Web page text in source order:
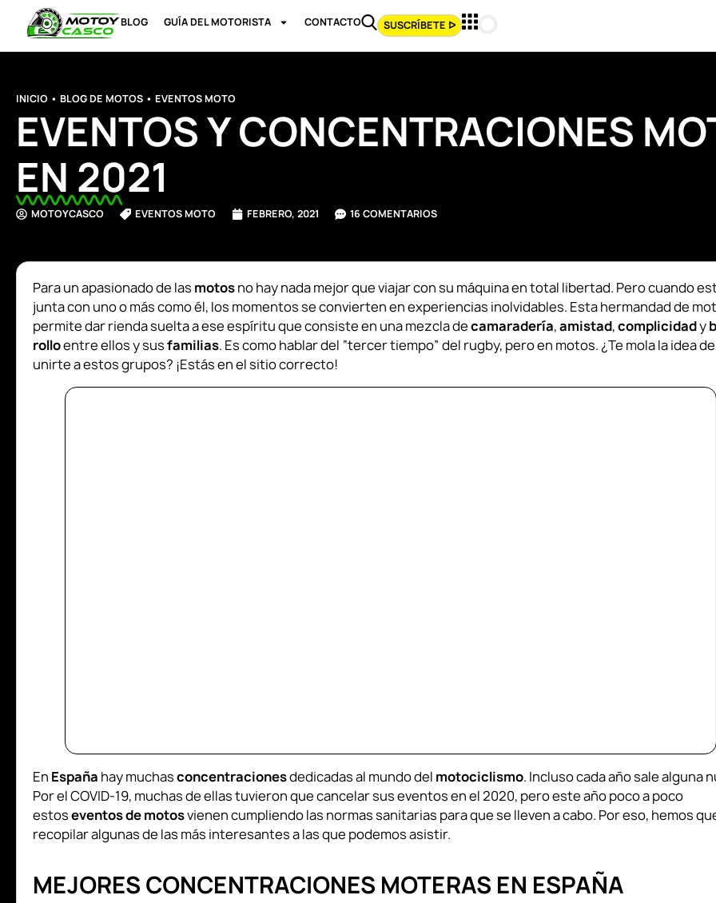
BLOG GUÍA DEL MOTORISTA CONTACTO SUSCRÍBETE ᐅ
INICIO •BLOG DE MOTOS •EVENTOS MOTO
EVENTOS Y CONCENTRACIONES
EN 2021
MOTOYCASCO EVENTOS MOTO FEBRERO, 2021 16 COMENTARIOS
Para un apasionado de las motosno hay nada mejor que viajar con su máquina en total libertad. Pero cuando
junta con uno o más como él, los momentos se convierten en experiencias inolvidables. Esta hermandad de
permite dar rienda suelta a ese espíritu que consiste en una mezcla decamaradería,amistad,complicidady
rolloentre ellos y susfamilias. Es como hablar del “tercer tiempo” del rugby, pero en motos. ¿Te mola la idea de
unirte a estos grupos? ¡Estás en el sitio correcto!
En España hay muchasconcentracionesdedicadas al mundo del motociclismo. Incluso cada año sale alguna
Por el COVID-19, muchas de ellas tuvieron que cancelar sus eventos en el 2020, pero este año poco a poco
estoseventos de motosvienen cumpliendo las normas sanitarias para que se lleven a cabo. Por eso, hemos
recopilar algunas de las más interesantes a las que podemos asistir.
MEJORES CONCENTRACIONES MOTERAS EN ESPAÑA